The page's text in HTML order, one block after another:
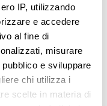
IP, utilizzando
e accedere
al fine di
misurare
e sviluppare
chi utilizza i
scelte in materia di